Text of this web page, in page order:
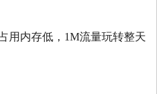
用内存低， 1M流量玩转整天